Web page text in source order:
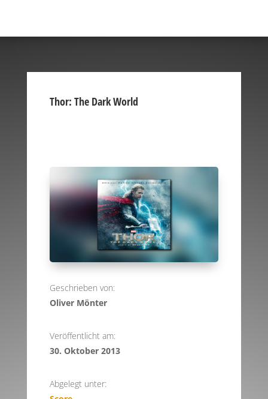
Thor: The Dark World
Geschrieben von:
Oliver Mönter
Veröffentlicht am:
30. Oktober 2013
Abgelegt unter: